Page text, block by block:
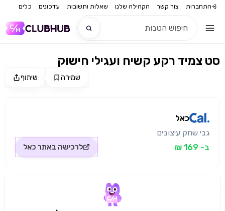
התחברות צור קשר הקהילה שלנו שאלות ותשובות עדכונים כלים
חדש
שיתוף שמירה
סט צמיד רקע קשיח ועגילי חישוק
כאל
גבי שחק עיצובים
ב- 169 ₪
לרכישה באתר כאל